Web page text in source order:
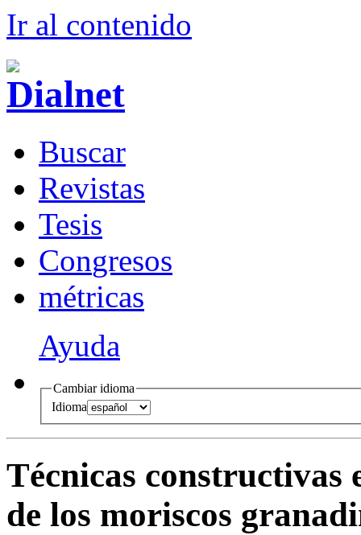
Ir al contenido
Buscar
Revistas
Tesis
Congresos
métricas
Ayuda
Cambiar idioma
Idioma
Técnicas constructivas
de los moriscos